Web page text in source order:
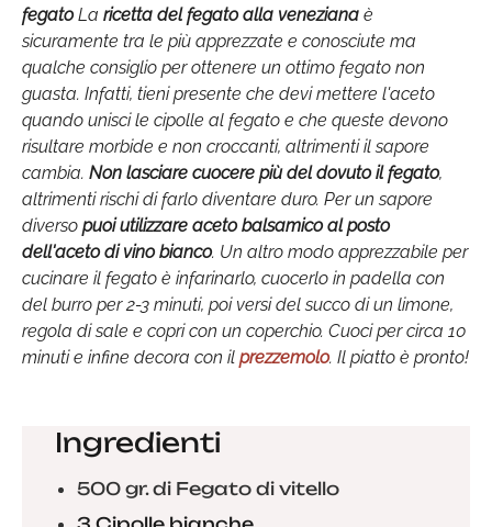
fegatoLa ricetta del fegato alla veneziana è
sicuramente tra le più apprezzate e conosciute ma
qualche consiglio per ottenere un ottimo fegato non
guasta. Infatti, tieni presente che devi mettere l'aceto
quando unisci le cipolle al fegato e che queste devono
risultare morbide e non croccanti, altrimenti il sapore
cambia. Non lasciare cuocere più del dovuto il fegato,
altrimenti rischi di farlo diventare duro. Per un sapore
diverso puoi utilizzare aceto balsamico al posto
dell'aceto di vino bianco. Un altro modo apprezzabile per
cucinare il fegato è infarinarlo, cuocerlo in padella con
del burro per 2-3 minuti, poi versi del succo di un limone,
regola di sale e copri con un coperchio. Cuoci per circa 10
minuti e infine decora con il prezzemolo. Il piatto è pronto!
Ingredienti
500 gr. di Fegato di vitello